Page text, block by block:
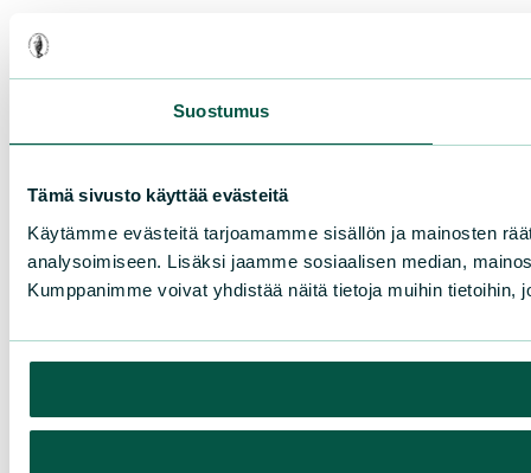
Suostumus
Tämä sivusto käyttää evästeitä
Käytämme evästeitä tarjoamamme sisällön ja mainosten
analysoimiseen. Lisäksi jaamme sosiaalisen median,
Kumppanimme voivat yhdistää näitä tietoja muihin tietoihin,